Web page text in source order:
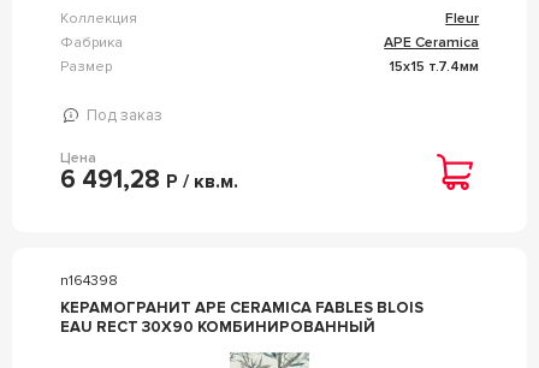
Коллекция
Fleur
Фабрика
APE Ceramica
Размер
15x15 т.7.4мм
Под заказ
Цена
6 491,28 Р / кв.м.
n164398
КЕРАМОГРАНИТ APE CERAMICA FABLES BLOIS
EAU RECT 30X90 КОМБИНИРОВАННЫЙ